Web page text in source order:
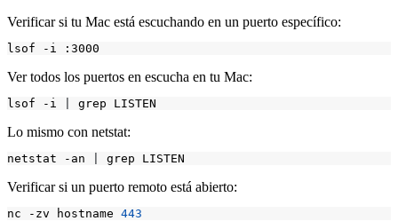
Verificar si tu Mac está escuchando en un puerto específico:
Ver todos los puertos en escucha en tu Mac:
lsof -i
Lo mismo con netstat:
netstat -an
Verificar si un puerto remoto está abierto:
nc -zv hostname 443